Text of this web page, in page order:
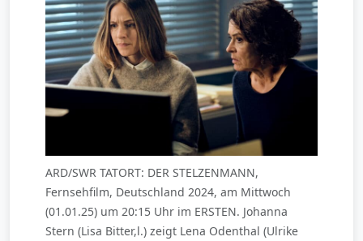
ARD/SWR TATORT: DER STELZENMANN,
Fernsehfilm, Deutschland 2024, am Mittwoch
(01.01.25) um 20:15 Uhr im ERSTEN. Johanna
Stern (Lisa Bitter,l.) zeigt Lena Odenthal (Ulrike